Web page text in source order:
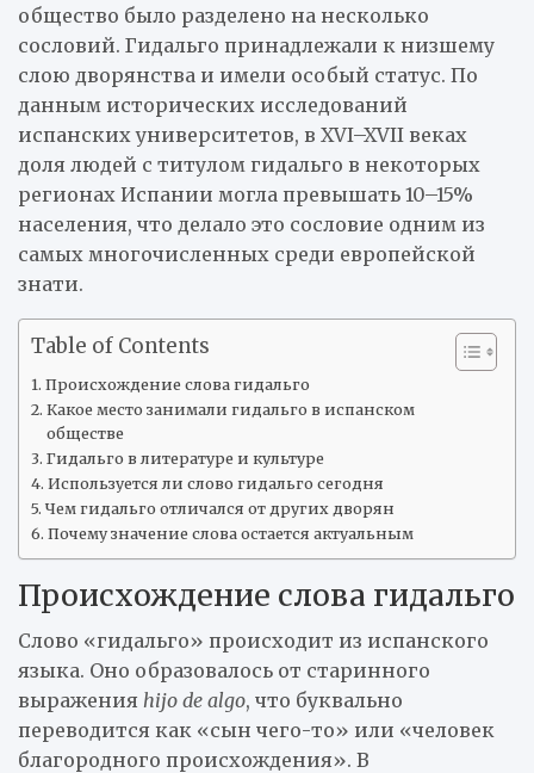
общество было разделено на несколько
сословий. Гидальго принадлежали к низшему
слою дворянства и имели особый статус. По
данным исторических исследований
испанских университетов, в XVI–XVII веках
доля людей с титулом гидальго в некоторых
регионах Испании могла превышать 10–15%
населения, что делало это сословие одним из
самых многочисленных среди европейской
знати.
Table of Contents
Происхождение слова гидальго
Какое место занимали гидальго в испанском
обществе
Гидальго в литературе и культуре
Используется ли слово гидальго сегодня
Чем гидальго отличался от других дворян
Почему значение слова остается актуальным
Происхождение слова гидальго
Слово «гидальго» происходит из испанского
языка. Оно образовалось от старинного
выражения hijo de algo, что буквально
переводится как «сын чего-то» или «человек
благородного происхождения». В